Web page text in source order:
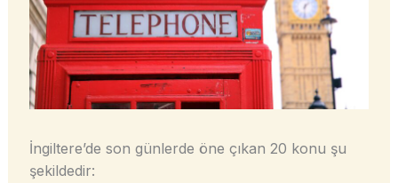
İngiltere’de son günlerde öne çıkan 20 konu şu
şekildedir: